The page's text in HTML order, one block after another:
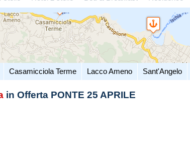
Casamicciola Terme Lacco Ameno Sant'Angelo
in Offerta PONTE 25 APRILE